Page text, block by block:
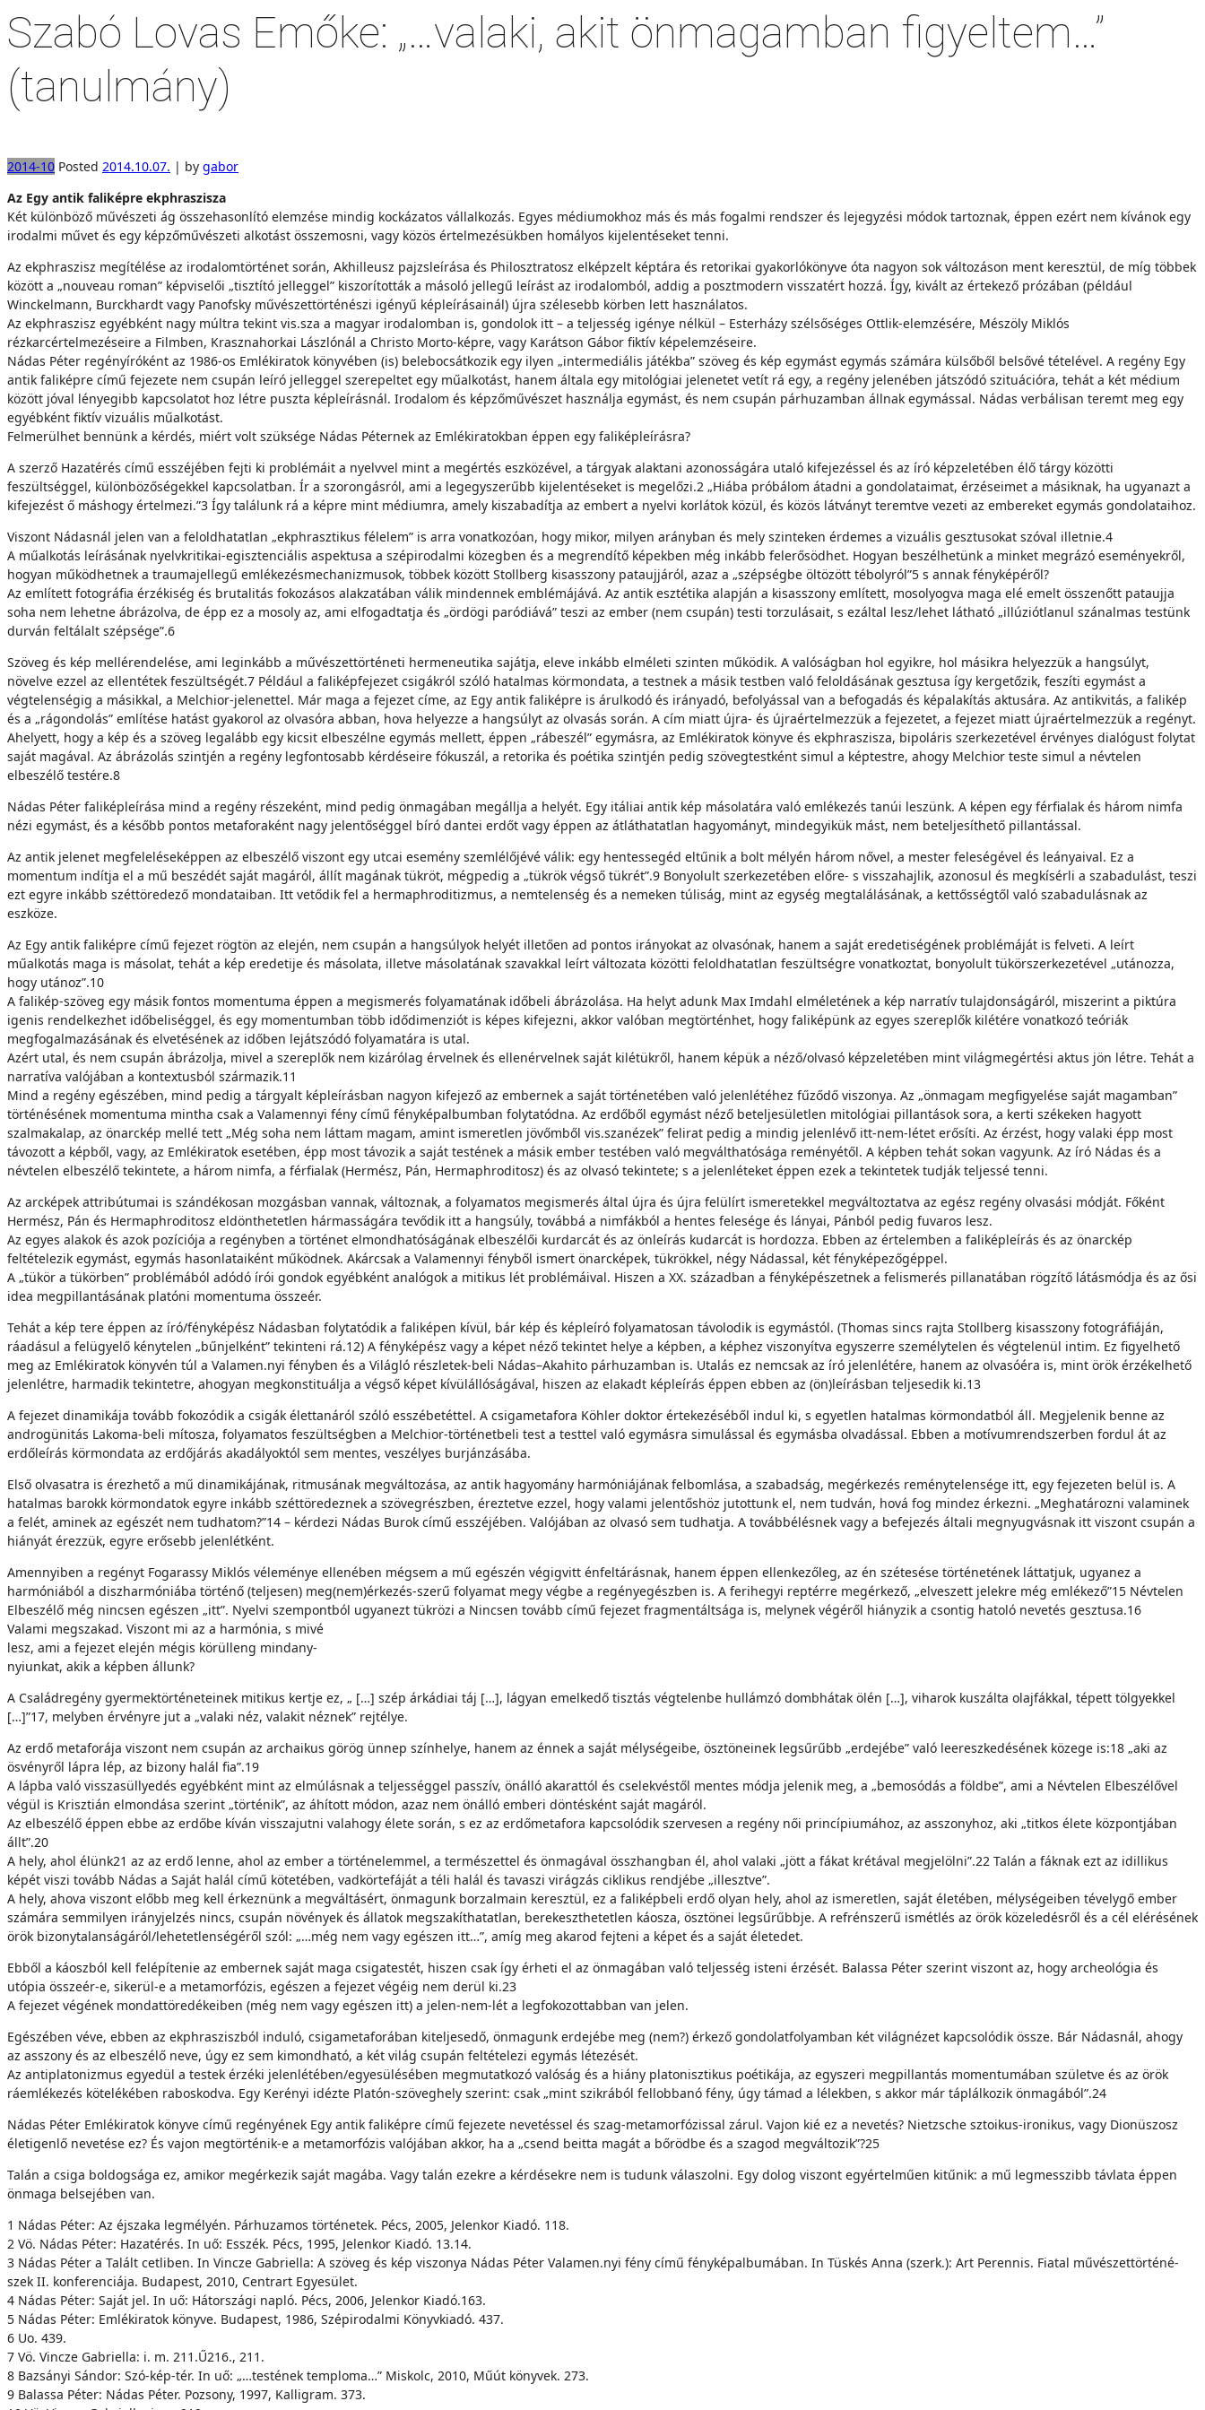
Szabó Lovas Emőke: „…valaki, akit önmagamban figyeltem…”
(tanulmány)
2014-10 Posted 2014.10.07. | by gabor
Az Egy antik faliképre ekphraszisza
Két különböző művészeti ág összehasonlító elemzé­se mindig kockázatos vállalkozás. Egyes médiumokhoz más és más fogalmi rendszer és lejegyzési módok tar­toznak, éppen ezért nem kívánok egy
irodalmi művet és egy képzőművészeti alkotást összemosni, vagy kö­zös értelmezésükben homályos kijelentéseket tenni.
Az ekphraszisz megítélése az irodalomtörténet során, Akhilleusz pajzsleírása és Philosztratosz elképzelt kép­tára és retorikai gyakorlókönyve óta nagyon sok válto­záson ment keresztül, de míg többek
között a „nouveau roman” képviselői „tisztító jelleggel” kiszorították a másoló jellegű leírást az irodalomból, addig a posztmo­dern visszatért hozzá. Így, kivált az értekező prózában (például
Winckelmann, Burckhardt vagy Panofsky mű­vészettörténészi igényű képleírásainál) újra szélesebb körben lett használatos.
Az ekphraszisz egyébként nagy múltra tekint vis.­sza a magyar irodalomban is, gondolok itt – a teljesség igénye nélkül – Esterházy szélsőséges Ottlik-elemzésé­re, Mészöly Miklós
rézkarcértelmezéseire a Filmben, Krasznahorkai Lászlónál a Christo Morto-képre, vagy Karátson Gábor fiktív képelemzéseire.
Nádas Péter regényíróként az 1986-os Emlékiratok könyvében (is) belebocsátkozik egy ilyen „intermediális játékba” szöveg és kép egymást egymás számára külső­ből belsővé tételével. A regény Egy
antik faliképre című fejezete nem csupán leíró jelleggel szerepeltet egy műal­kotást, hanem általa egy mitológiai jelenetet vetít rá egy, a regény jelenében játszódó szituációra, tehát a két mé­dium
között jóval lényegibb kapcsolatot hoz létre pusz­ta képleírásnál. Irodalom és képzőművészet használja egymást, és nem csupán párhuzamban állnak egymás­sal. Nádas verbálisan teremt meg egy
egyébként fiktív vizuális műalkotást.
Felmerülhet bennünk a kérdés, miért volt szüksége Nádas Péternek az Emlékiratokban éppen egy falikép­leírásra?
A szerző Hazatérés című esszéjében fejti ki problé­máit a nyelvvel mint a megértés eszközével, a tárgyak alaktani azonosságára utaló kifejezéssel és az író képze­letében élő tárgy közötti
feszültséggel, különbözőségek­kel kapcsolatban. Ír a szorongásról, ami a legegyszerűbb kijelentéseket is megelőzi.2 „Hiába próbálom átadni a gondolataimat, érzéseimet a másiknak, ha ugyanazt a
kifejezést ő máshogy értelmezi.”3 Így találunk rá a képre mint médiumra, amely kiszabadítja az embert a nyelvi korlátok közül, és közös látványt teremtve vezeti az em­bereket egymás gondolataihoz.
Viszont Nádasnál jelen van a feloldhatatlan „ekphrasztikus félelem” is arra vonatkozóan, hogy mikor, milyen arányban és mely szinteken érdemes a vizuális gesztu­sokat szóval illetnie.4
A műalkotás leírásának nyelvkritikai-egisztenciális aspektusa a szépirodalmi közegben és a megrendítő ké­pekben még inkább felerősödhet. Hogyan beszélhetünk a minket megrázó eseményekről,
hogyan működhetnek a traumajellegű emlékezésmechanizmusok, többek kö­zött Stollberg kisasszony pataujjáról, azaz a „szépségbe öltözött tébolyról”5 s annak fényképéről?
Az említett fotográfia érzékiség és brutalitás foko­zásos alakzatában válik mindennek emblémájává. Az antik esztétika alapján a kisasszony említett, mosolyog­va maga elé emelt összenőtt pataujja
soha nem lehetne ábrázolva, de épp ez a mosoly az, ami elfogadtatja és „ördögi paródiává” teszi az ember (nem csupán) testi torzulásait, s ezáltal lesz/lehet látható „illúziótlanul szá­nalmas testünk
durván feltálalt szépsége”.6
Szöveg és kép mellérendelése, ami leginkább a művé­szettörténeti hermeneutika sajátja, eleve inkább elmé­leti szinten működik. A valóságban hol egyikre, hol másikra helyezzük a hangsúlyt,
növelve ezzel az ellenté­tek feszültségét.7 Például a faliképfejezet csigákról szóló hatalmas körmondata, a testnek a másik testben való feloldásának gesztusa így kergetőzik, feszíti egymást a
végtelenségig a másikkal, a Melchior-jelenettel. Már maga a fejezet címe, az Egy antik faliképre is árulkodó és irányadó, befolyással van a befogadás és képalakítás aktusára. Az antikvitás, a falikép
és a „rágondolás” em­lítése hatást gyakorol az olvasóra abban, hova helyezze a hangsúlyt az olvasás során. A cím miatt újra- és újra­értelmezzük a fejezetet, a fejezet miatt újraértelmezzük a regényt.
Ahelyett, hogy a kép és a szöveg legalább egy kicsit elbeszélne egymás mellett, éppen „rábeszél” egy­másra, az Emlékiratok könyve és ekphraszisza, bipoláris szerkezetével érvényes dialógust folytat
saját magával. Az ábrázolás szintjén a regény legfontosabb kérdéseire fókuszál, a retorika és poétika szintjén pedig szöveg­testként simul a képtestre, ahogy Melchior teste simul a névtelen
elbeszélő testére.8
Nádas Péter faliképleírása mind a regény részeként, mind pedig önmagában megállja a helyét. Egy itáliai antik kép másolatára való emlékezés tanúi leszünk. A képen egy férfialak és három nimfa
nézi egymást, és a később pontos metaforaként nagy jelentőséggel bíró dantei erdőt vagy éppen az átláthatatlan hagyományt, mindegyikük mást, nem beteljesíthető pillantással.
Az antik jelenet megfeleléseképpen az elbeszélő vi­szont egy utcai esemény szemlélőjévé válik: egy hentes­segéd eltűnik a bolt mélyén három nővel, a mester fe­leségével és leányaival. Ez a
momentum indítja el a mű beszédét saját magáról, állít magának tükröt, mégpedig a „tükrök végső tükrét”.9 Bonyolult szerkezetében előre- s visszahajlik, azonosul és megkísérli a szabadulást, teszi
ezt egyre inkább széttöredező mondataiban. Itt vetődik fel a hermaphroditizmus, a nemtelenség és a nemeken túliság, mint az egység megtalálásának, a kettősségtől való szabadulásnak az
eszköze.
Az Egy antik faliképre című fejezet rögtön az elején, nem csupán a hangsúlyok helyét illetően ad pontos irányokat az olvasónak, hanem a saját eredetiségének problémá­ját is felveti. A leírt
műalkotás maga is másolat, tehát a kép eredetije és másolata, illetve másolatának szavakkal leírt változata közötti feloldhatatlan feszültségre vonat­koztat, bonyolult tükörszerkezetével „utánozza,
hogy utánoz”.10
A falikép-szöveg egy másik fontos momentuma éppen a megismerés folyamatának időbeli ábrázolása. Ha helyt adunk Max Imdahl elméletének a kép narratív tulaj­donságáról, miszerint a piktúra
igenis rendelkezhet idő­beliséggel, és egy momentumban több idődimenziót is képes kifejezni, akkor valóban megtörténhet, hogy fa­liképünk az egyes szereplők kilétére vonatkozó teóriák
megfogalmazásának és elvetésének az időben lejátszódó folyamatára is utal.
Azért utal, és nem csupán ábrázolja, mivel a szerep­lők nem kizárólag érvelnek és ellenérvelnek saját kilé­tükről, hanem képük a néző/olvasó képzeletében mint világmegértési aktus jön létre. Tehát a
narratíva valójá­ban a kontextusból származik.11
Mind a regény egészében, mind pedig a tárgyalt képle­írásban nagyon kifejező az embernek a saját történeté­ben való jelenlétéhez fűződő viszonya. Az „önmagam megfigyelése saját magamban”
történésének momen­tuma mintha csak a Valamennyi fény című fényképal­bumban folytatódna. Az erdőből egymást néző betel­jesületlen mitológiai pillantások sora, a kerti székeken hagyott
szalmakalap, az önarckép mellé tett „Még soha nem láttam magam, amint ismeretlen jövőmből vis.­szanézek” felirat pedig a mindig jelenlévő itt-nem-létet erősíti. Az érzést, hogy valaki épp most
távozott a kép­ből, vagy, az Emlékiratok esetében, épp most távozik a saját testének a másik ember testében való megváltható­sága reményétől. A képben tehát sokan vagyunk. Az író Nádas és a
névtelen elbeszélő tekintete, a három nimfa, a férfialak (Hermész, Pán, Hermaphroditosz) és az ol­vasó tekintete; s a jelenléteket éppen ezek a tekintetek tudják teljessé tenni.
Az arcképek attribútumai is szándékosan mozgás­ban vannak, változnak, a folyamatos megismerés ál­tal újra és újra felülírt ismeretekkel megváltoztatva az egész regény olvasási módját. Főként
Hermész, Pán és Hermaphroditosz eldönthetetlen hármasságára tevődik itt a hangsúly, továbbá a nimfákból a hentes felesége és lányai, Pánból pedig fuvaros lesz.
Az egyes alakok és azok pozíciója a regényben a történet elmondhatóságának elbeszélői kurdarcát és az önleírás kudarcát is hordozza. Ebben az értelemben a faliképleírás és az önarckép
feltételezik egymást, egy­más hasonlataiként működnek. Akárcsak a Valamennyi fényből ismert önarcképek, tükrökkel, négy Nádassal, két fényképezőgéppel.
A „tükör a tükörben” problémából adódó írói gon­dok egyébként analógok a mitikus lét problémáival. Hiszen a XX. században a fényképészetnek a felismerés pillanatában rögzítő látásmódja és az ősi
idea megpil­lantásának platóni momentuma összeér.
Tehát a kép tere éppen az író/fényképész Nádasban folytatódik a faliképen kívül, bár kép és képleíró folya­matosan távolodik is egymástól. (Thomas sincs rajta Stollberg kisasszony fotográfiáján,
ráadásul a felügye­lő kénytelen „bűnjelként” tekinteni rá.12) A fényképész vagy a képet néző tekintet helye a képben, a képhez vi­szonyítva egyszerre személytelen és végtelenül intim. Ez figyelhető
meg az Emlékiratok könyvén túl a Valamen.­nyi fényben és a Világló részletek-beli Nádas–Akahito párhuzamban is. Utalás ez nemcsak az író jelenlétére, hanem az olvasóéra is, mint örök érzékelhető
jelenlétre, harmadik tekintetre, ahogyan megkonstituálja a végső képet kívülállóságával, hiszen az elakadt képleírás ép­pen ebben az (ön)leírásban teljesedik ki.13
A fejezet dinamikája tovább fokozódik a csigák életta­náról szóló esszébetéttel. A csigametafora Köhler doktor értekezéséből indul ki, s egyetlen hatalmas körmondat­ból áll. Megjelenik benne az
androgünitás Lakoma-beli mítosza, folyamatos feszültségben a Melchior-történet­beli test a testtel való egymásra simulással és egymásba olvadással. Ebben a motívumrendszerben fordul át az
erdőleírás körmondata az erdőjárás akadályoktól sem mentes, veszélyes burjánzásába.
Első olvasatra is érezhető a mű dinamikájának, ritmusá­nak megváltozása, az antik hagyomány harmóniájának felbomlása, a szabadság, megérkezés reménytelensége itt, egy fejezeten belül is. A
hatalmas barokk körmon­datok egyre inkább széttöredeznek a szövegrészben, éreztetve ezzel, hogy valami jelentőshöz jutottunk el, nem tudván, hová fog mindez érkezni. „Meghatározni valaminek
a felét, aminek az egészét nem tudhatom?”14 – kérdezi Nádas Burok című esszéjében. Valójában az olvasó sem tudhatja. A továbbélésnek vagy a befejezés általi megnyugvásnak itt viszont csupán a
hiányát érez­zük, egyre erősebb jelenlétként.
Amennyiben a regényt Fogarassy Miklós véleménye el­lenében mégsem a mű egészén végigvitt énfeltárásnak, hanem éppen ellenkezőleg, az én szétesése történeté­nek láttatjuk, ugyanez a
harmóniából a diszharmóniá­ba történő (teljesen) meg(nem)érkezés-szerű folyamat megy végbe a regényegészben is. A ferihegyi reptérre megérkező, „elveszett jelekre még emlékező”15 Névte­len
Elbeszélő még nincsen egészen „itt”. Nyelvi szem­pontból ugyanezt tükrözi a Nincsen tovább című fejezet fragmentáltsága is, melynek végéről hiányzik a csontig hatoló nevetés gesztusa.16
Valami megszakad. Viszont mi az a harmónia, s mivé
lesz, ami a fejezet elején mégis körülleng mindany-
nyiunkat, akik a képben állunk?
A Családregény gyermektörténeteinek mitikus kert­je ez, „ […] szép árkádiai táj […], lágyan emelkedő tisz­tás végtelenbe hullámzó dombhátak ölén […], viharok kuszálta olajfákkal, tépett tölgyekkel
[…]”17, melyben érvényre jut a „valaki néz, valakit néznek” rejtélye.
Az erdő metaforája viszont nem csupán az archaikus görög ünnep színhelye, hanem az énnek a saját mély­ségeibe, ösztöneinek legsűrűbb „erdejébe” való leeresz­kedésének közege is:18 „aki az
ösvényről lápra lép, az bizony halál fia”.19
A lápba való visszasüllyedés egyébként mint az el­múlásnak a teljességgel passzív, önálló akarattól és cse­lekvéstől mentes módja jelenik meg, a „bemosódás a földbe”, ami a Névtelen Elbeszélővel
végül is Krisztián elmondása szerint „történik”, az áhított módon, azaz nem önálló emberi döntésként saját magáról.
Az elbeszélő éppen ebbe az erdőbe kíván visszajutni valahogy élete során, s ez az erdőmetafora kapcsolódik szervesen a regény női princípiumához, az asszonyhoz, aki „titkos élete központjában
állt”.20
A hely, ahol élünk21 az az erdő lenne, ahol az ember a történelemmel, a természettel és önmagával összhang­ban él, ahol valaki „jött a fákat krétával megjelölni”.22 Talán a fáknak ezt az idillikus
képét viszi tovább Nádas a Saját halál című kötetében, vadkörtefáját a téli halál és tavaszi virágzás ciklikus rendjébe „illesztve”.
A hely, ahova viszont előbb meg kell érkeznünk a megváltásért, önmagunk borzalmain keresztül, ez a fa­liképbeli erdő olyan hely, ahol az ismeretlen, saját életé­ben, mélységeiben tévelygő ember
számára semmilyen irányjelzés nincs, csupán növények és állatok megsza­kíthatatlan, berekeszthetetlen káosza, ösztönei legsű­rűbbje. A refrénszerű ismétlés az örök közeledésről és a cél elérésének
örök bizonytalanságáról/lehetetlensé­géről szól: „…még nem vagy egészen itt…”, amíg meg akarod fejteni a képet és a saját életedet.
Ebből a káoszból kell felépítenie az embernek saját maga csigatestét, hiszen csak így érheti el az önmagában való teljesség isteni érzését. Balassa Péter szerint viszont az, hogy archeológia és
utópia összeér-e, sikerül-e a me­tamorfózis, egészen a fejezet végéig nem derül ki.23
A fejezet végének mondattöredékeiben (még nem vagy egészen itt) a jelen-nem-lét a legfokozottabban van je­len.
Egészében véve, ebben az ekphrasziszból induló, csigametaforában kiteljesedő, önmagunk erdejébe meg (nem?) érkező gondolatfolyamban két világnézet kap­csolódik össze. Bár Nádasnál, ahogy
az asszony és az elbeszélő neve, úgy ez sem kimondható, a két világ csu­pán feltételezi egymás létezését.
Az antiplatonizmus egyedül a testek érzéki jelenlé­tében/egyesülésében megmutatkozó valóság és a hiány platonisztikus poétikája, az egyszeri megpillantás mo­mentumában születve és az örök
ráemlékezés köteléké­ben raboskodva. Egy Kerényi idézte Platón-szöveghely szerint: csak „mint szikrából fellobbanó fény, úgy tá­mad a lélekben, s akkor már táplálkozik önmagából”.24
Nádas Péter Emlékiratok könyve című regényének Egy antik faliképre című fejezete nevetéssel és szag-meta­morfózissal zárul. Vajon kié ez a nevetés? Nietzsche sztoikus-ironikus, vagy Dionüszosz
életigenlő nevetése ez? És vajon megtörténik-e a metamorfózis valójában akkor, ha a „csend beitta magát a bőrödbe és a szagod megváltozik”?25
Talán a csiga boldogsága ez, amikor megérkezik saját magába. Vagy talán ezekre a kérdésekre nem is tudunk válaszolni. Egy dolog viszont egyértelműen kitűnik: a mű legmesszibb távlata éppen
önmaga belsejében van.
1 Nádas Péter: Az éjszaka legmé­lyén. Párhuzamos történetek. Pécs, 2005, Jelenkor Kiadó. 118.
2 Vö. Nádas Péter: Hazatérés. In uő: Esszék. Pécs, 1995, Jelenkor Kiadó. 13.14.
3 Nádas Péter a Talált cetliben. In Vincze Gabriella: A szöveg és kép viszonya Nádas Péter Valamen.­nyi fény című fényképalbumá­ban. In Tüskés Anna (szerk.): Art Perennis. Fiatal művészettörténé­
szek II. konferenciája. Budapest, 2010, Centrart Egyesület.
4 Nádas Péter: Saját jel. In uő: Hát­országi napló. Pécs, 2006, Jelenkor Kiadó.163.
5 Nádas Péter: Emlékiratok köny­ve. Budapest, 1986, Szépirodalmi Könyvkiadó. 437.
6 Uo. 439.
7 Vö. Vincze Gabriella: i. m. 211.Ű216., 211.
8 Bazsányi Sándor: Szó-kép-tér. In uő: „…testének temploma…” Mis­kolc, 2010, Műút könyvek. 273.
9 Balassa Péter: Nádas Péter. Po­zsony, 1997, Kalligram. 373.